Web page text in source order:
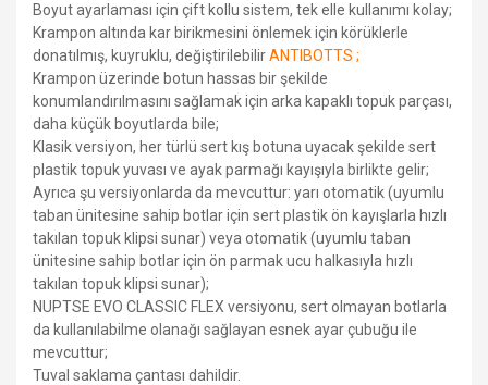
Boyut ayarlaması için çift kollu sistem, tek elle kullanımı kolay;
Krampon altında kar birikmesini önlemek için körüklerle
donatılmış, kuyruklu, değiştirilebilirANTIBOTTS ;
Krampon üzerinde botun hassas bir şekilde
konumlandırılmasını sağlamak için arka kapaklı topuk parçası,
daha küçük boyutlarda bile;
Klasik versiyon, her türlü sert kış botuna uyacak şekilde sert
plastik topuk yuvası ve ayak parmağı kayışıyla birlikte gelir;
Ayrıca şu versiyonlarda da mevcuttur: yarı otomatik (uyumlu
taban ünitesine sahip botlar için sert plastik ön kayışlarla hızlı
takılan topuk klipsi sunar) veya otomatik (uyumlu taban
ünitesine sahip botlar için ön parmak ucu halkasıyla hızlı
takılan topuk klipsi sunar);
NUPTSE EVO CLASSIC FLEX versiyonu, sert olmayan botlarla
da kullanılabilme olanağı sağlayan esnek ayar çubuğu ile
mevcuttur;
Tuval saklama çantası dahildir.